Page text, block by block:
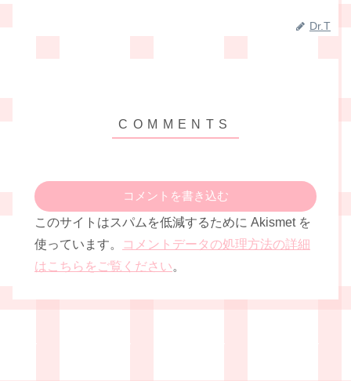
Dr.T
コメントを書き込む
このサイトはスパムを低減するために Akismet を
使っています。
コメントデータの処理方法の詳細
はこちらをご覧ください。